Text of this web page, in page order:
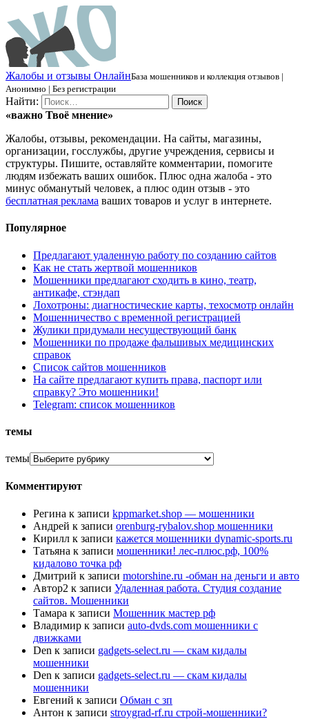
Жалобы и отзывы ОнлайнБаза мошенников и коллекция отзывов |
Анонимно | Без регистрации
Найти:
«важно Твоё мнение»
Жалобы, отзывы, рекомендации. На сайты, магазины,
организации, госслужбы, другие учреждения, сервисы и
структуры. Пишите, оставляйте комментарии, помогите
людям избежать ваших ошибок. Плюс одна жалоба - это
минус обманутый человек, а плюс один отзыв - это
бесплатная реклама ваших товаров и услуг в интернете.
Популярное
Предлагают удаленную работу по созданию сайтов
Как не стать жертвой мошенников
Мошенники предлагают сходить в кино, театр,
антикафе, стэндап
Лохотроны: диагностические карты, техосмотр онлайн
Мошенничество с временной регистрацией
Жулики придумали несуществующий банк
Мошенники по продаже фальшивых медицинских
справок
Список сайтов мошенников
На сайте предлагают купить права, паспорт или
справку? Это мошенники!
Telegram: список мошенников
темы
темы
Комментируют
Регина к записи kppmarket.shop — мошенники
Андрей к записи orenburg-rybalov.shop мошенники
Кирилл к записи кажется мошенники dynamic-sports.ru
Татьяна к записи мошенники! лес-плюс.рф, 100%
кидалово точка рф
Дмитрий к записи motorshine.ru -обман на деньги и авто
Автор2 к записи Удаленная работа. Студия создание
сайтов. Мошенники
Тамара к записи Мошенник мастер рф
Владимир к записи auto-dvds.com мошенники с
движками
Den к записи gadgets-select.ru — скам кидалы
мошенники
Den к записи gadgets-select.ru — скам кидалы
мошенники
Евгений к записи Обман с зп
Антон к записи stroygrad-rf.ru строй-мошенники?